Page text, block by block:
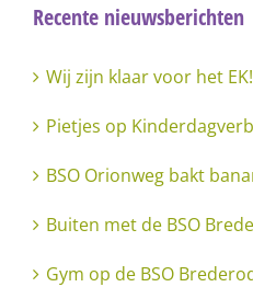
Recente nieuwsberichten
Wij zijn klaar voor het EK!
Pietjes op
BSO Orionweg bakt
Buiten met de BSO
Gym op de BSO